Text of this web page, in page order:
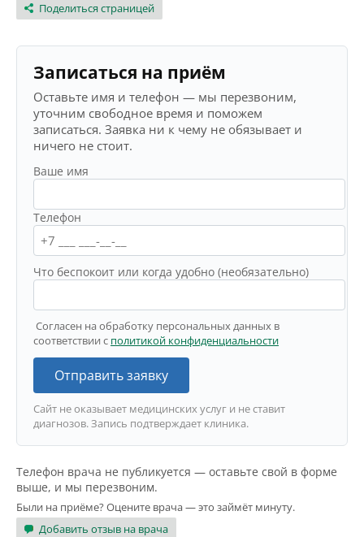
Поделиться страницей
Записаться на приём
Оставьте имя и телефон — мы перезвоним,
уточним свободное время и поможем
записаться. Заявка ни к чему не обязывает и
ничего не стоит.
Ваше имя
Телефон
Что беспокоит или когда удобно (необязательно)
Согласен на обработку персональных данных в
соответствии с политикой конфиденциальности
Отправить заявку
Сайт не оказывает медицинских услуг и не ставит
диагнозов. Запись подтверждает клиника.
Телефон врача не публикуется — оставьте свой в форме
выше, и мы перезвоним.
Были на приёме? Оцените врача — это займёт минуту.
Добавить отзыв на врача